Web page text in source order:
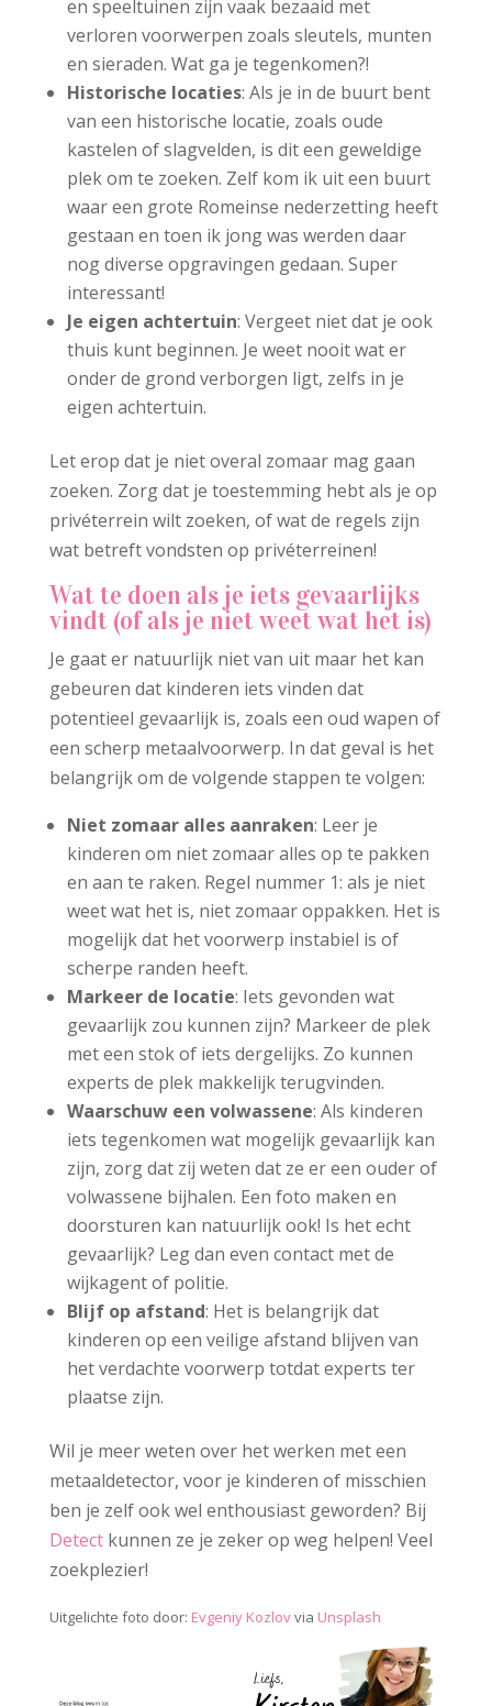
en speeltuinen zijn vaak bezaaid met
verloren voorwerpen zoals sleutels, munten
en sieraden. Wat ga je tegenkomen?!
Historische locaties: Als je in de buurt bent
van een historische locatie, zoals oude
kastelen of slagvelden, is dit een geweldige
plek om te zoeken. Zelf kom ik uit een buurt
waar een grote Romeinse nederzetting heeft
gestaan en toen ik jong was werden daar
nog diverse opgravingen gedaan. Super
interessant!
Je eigen achtertuin: Vergeet niet dat je ook
thuis kunt beginnen. Je weet nooit wat er
onder de grond verborgen ligt, zelfs in je
eigen achtertuin.
Let erop dat je niet overal zomaar mag gaan
zoeken. Zorg dat je toestemming hebt als je op
privéterrein wilt zoeken, of wat de regels zijn
wat betreft vondsten op privéterreinen!
Wat te doen als je iets gevaarlijks
vindt (of als je niet weet wat het is)
Je gaat er natuurlijk niet van uit maar het kan
gebeuren dat kinderen iets vinden dat
potentieel gevaarlijk is, zoals een oud wapen of
een scherp metaalvoorwerp. In dat geval is het
belangrijk om de volgende stappen te volgen:
Niet zomaar alles aanraken: Leer je
kinderen om niet zomaar alles op te pakken
en aan te raken. Regel nummer 1: als je niet
weet wat het is, niet zomaar oppakken. Het is
mogelijk dat het voorwerp instabiel is of
scherpe randen heeft.
Markeer de locatie: Iets gevonden wat
gevaarlijk zou kunnen zijn? Markeer de plek
met een stok of iets dergelijks. Zo kunnen
experts de plek makkelijk terugvinden.
Waarschuw een volwassene: Als kinderen
iets tegenkomen wat mogelijk gevaarlijk kan
zijn, zorg dat zij weten dat ze er een ouder of
volwassene bijhalen. Een foto maken en
doorsturen kan natuurlijk ook! Is het echt
gevaarlijk? Leg dan even contact met de
wijkagent of politie.
Blijf op afstand: Het is belangrijk dat
kinderen op een veilige afstand blijven van
het verdachte voorwerp totdat experts ter
plaatse zijn.
Wil je meer weten over het werken met een
metaaldetector, voor je kinderen of misschien
ben je zelf ook wel enthousiast geworden? Bij
Detectkunnen ze je zeker op weg helpen! Veel
zoekplezier!
Uitgelichte foto door: Evgeniy Kozlovvia Unsplash